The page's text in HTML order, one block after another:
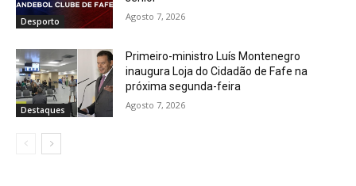
Desporto Agosto 7, 2026
Destaques
Primeiro-ministro Luís Montenegro
inaugura Loja do Cidadão de Fafe na
próxima segunda-feira
Agosto 7, 2026